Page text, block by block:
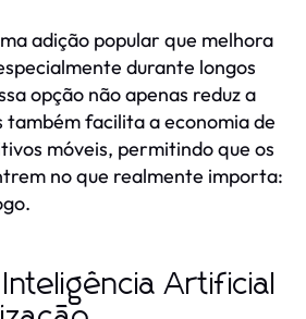
adição popular que melhora
durante longos
opção não apenas reduz a
também facilita a economia de
móveis, permitindo que os
no que realmente importa:
Artificial